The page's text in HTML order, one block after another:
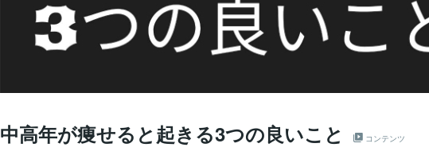
中高年が痩せると起きる3つの良いこと コンテンツ